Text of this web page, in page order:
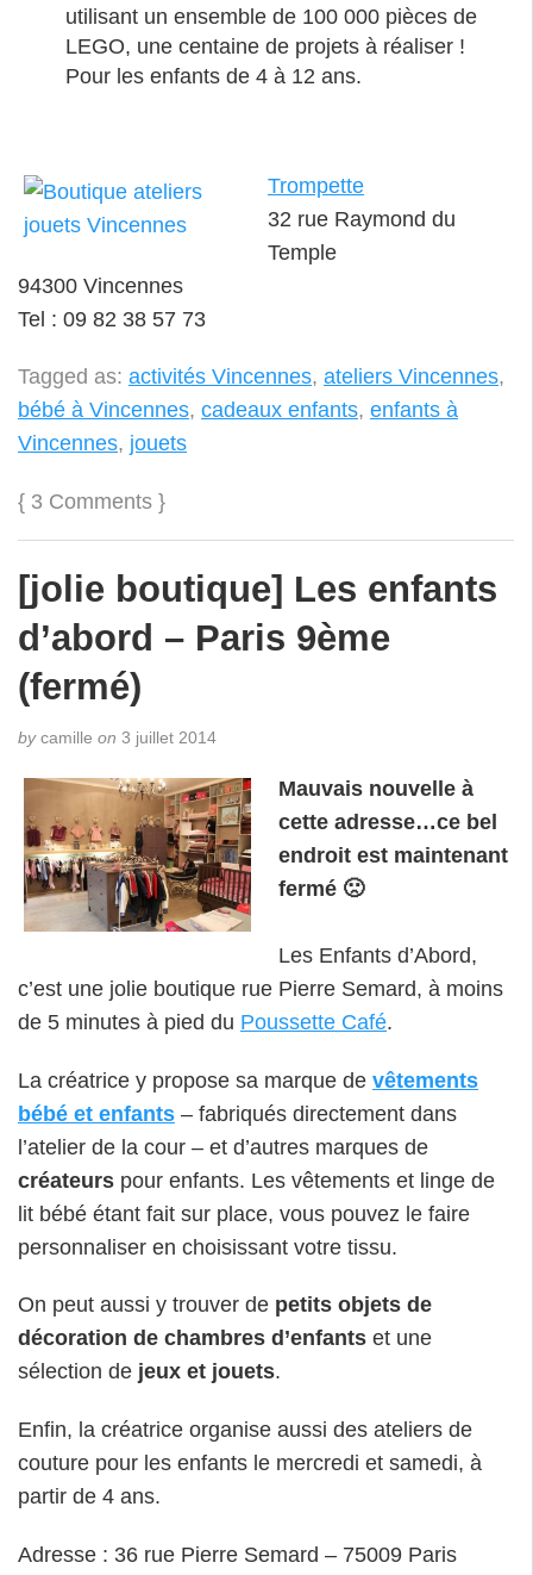
utilisant un ensemble de 100 000 pièces de
LEGO, une centaine de projets à réaliser !
Pour les enfants de 4 à 12 ans.
Trompette
32 rue Raymond du
Temple
94300 Vincennes
Tel : 09 82 38 57 73
Tagged as: activités Vincennes, ateliers Vincennes,
bébé à Vincennes, cadeaux enfants, enfants à
Vincennes, jouets
{ 3 Comments }
[jolie boutique] Les enfants
d’abord – Paris 9ème
(fermé)
bycamille on 3 juillet 2014
Mauvais nouvelle à
cette adresse…ce bel
endroit est maintenant
fermé 🙁
Les Enfants d’Abord,
c’est une jolie boutique rue Pierre Semard, à moins
de 5 minutes à pied du Poussette Café.
La créatrice y propose sa marque de vêtements
bébé et enfants – fabriqués directement dans
l’atelier de la cour – et d’autres marques de
créateurs pour enfants. Les vêtements et linge de
lit bébé étant fait sur place, vous pouvez le faire
personnaliser en choisissant votre tissu.
On peut aussi y trouver de petits objets de
décoration de chambres d’enfants et une
sélection de jeux et jouets.
Enfin, la créatrice organise aussi des ateliers de
couture pour les enfants le mercredi et samedi, à
partir de 4 ans.
Adresse : 36 rue Pierre Semard – 75009 Paris